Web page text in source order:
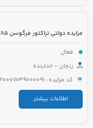
فعال
زنجان - خدابنده
کد مزایده : 5220007039000091
اطلاعات بیشتر